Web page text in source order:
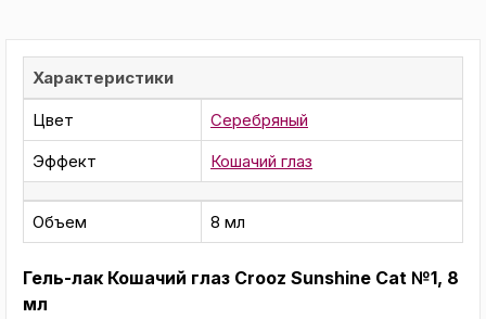
Характеристики
Цвет
Серебряный
Эффект
Кошачий глаз
Объем 8 мл
Гель-лак Кошачий глаз Crooz Sunshine Cat №1, 8
мл